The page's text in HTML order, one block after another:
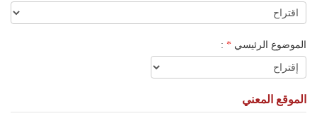
الموضوع الرئيسي *
:
الموقع المعني